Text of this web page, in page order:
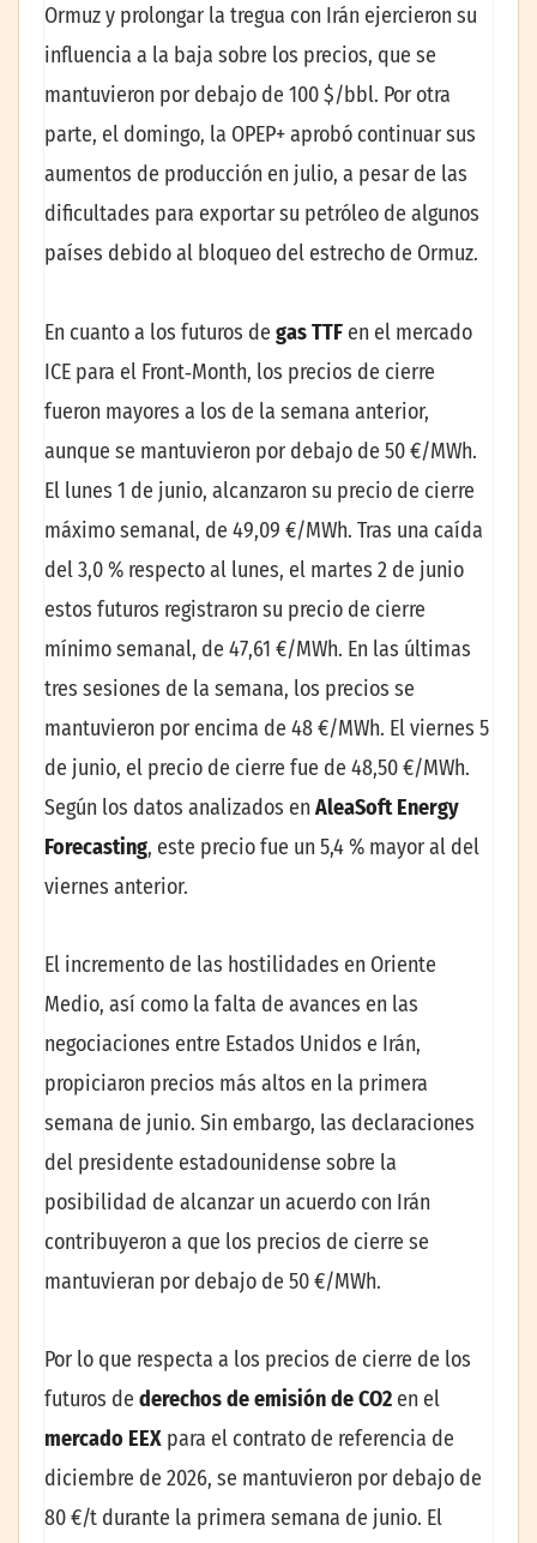
Ormuz y prolongar la tregua con Irán ejercieron su
influencia a la baja sobre los precios, que se
mantuvieron por debajo de 100 $/bbl. Por otra
parte, el domingo, la OPEP+ aprobó continuar sus
aumentos de producción en julio, a pesar de las
dificultades para exportar su petróleo de algunos
países debido al bloqueo del estrecho de Ormuz.
En cuanto a los futuros de gas TTF en el mercado
ICE para el Front‑Month, los precios de cierre
fueron mayores a los de la semana anterior,
aunque se mantuvieron por debajo de 50 €/MWh.
El lunes 1 de junio, alcanzaron su precio de cierre
máximo semanal, de 49,09 €/MWh. Tras una caída
del 3,0 % respecto al lunes, el martes 2 de junio
estos futuros registraron su precio de cierre
mínimo semanal, de 47,61 €/MWh. En las últimas
tres sesiones de la semana, los precios se
mantuvieron por encima de 48 €/MWh. El viernes 5
de junio, el precio de cierre fue de 48,50 €/MWh.
Según los datos analizados en AleaSoft Energy
Forecasting, este precio fue un 5,4 % mayor al del
viernes anterior.
El incremento de las hostilidades en Oriente
Medio, así como la falta de avances en las
negociaciones entre Estados Unidos e Irán,
propiciaron precios más altos en la primera
semana de junio. Sin embargo, las declaraciones
del presidente estadounidense sobre la
posibilidad de alcanzar un acuerdo con Irán
contribuyeron a que los precios de cierre se
mantuvieran por debajo de 50 €/MWh.
Por lo que respecta a los precios de cierre de los
futuros de derechos de emisión de CO2 en el
mercado EEX para el contrato de referencia de
diciembre de 2026, se mantuvieron por debajo de
80 €/t durante la primera semana de junio. El